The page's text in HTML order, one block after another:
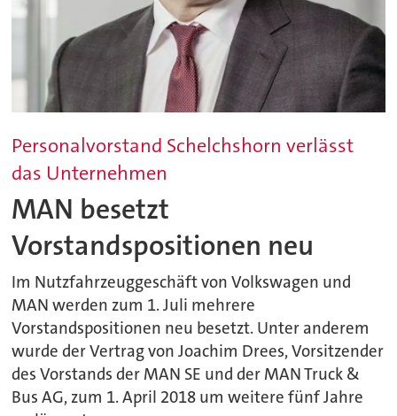
Personalvorstand Schelchshorn verlässt
das Unternehmen
MAN besetzt
Vorstandspositionen neu
Im Nutzfahrzeuggeschäft von Volkswagen und
MAN werden zum 1. Juli mehrere
Vorstandspositionen neu besetzt. Unter anderem
wurde der Vertrag von Joachim Drees, Vorsitzender
des Vorstands der MAN SE und der MAN Truck &
Bus AG, zum 1. April 2018 um weitere fünf Jahre